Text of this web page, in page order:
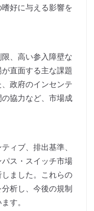
好に与える影響を
、高い参入障壁な
直面する主な課題
政府のインセンテ
協力など、市場成
ィブ、排出基準、
ス・スイッチ市場
ました。これらの
析し、今後の規制
す。